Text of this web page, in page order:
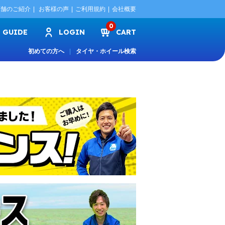
のご紹介 お客様の声 ご利用規約 会社概要
GUIDE LOGIN
0
CART
初めての方へ タイヤ・ホイール検索